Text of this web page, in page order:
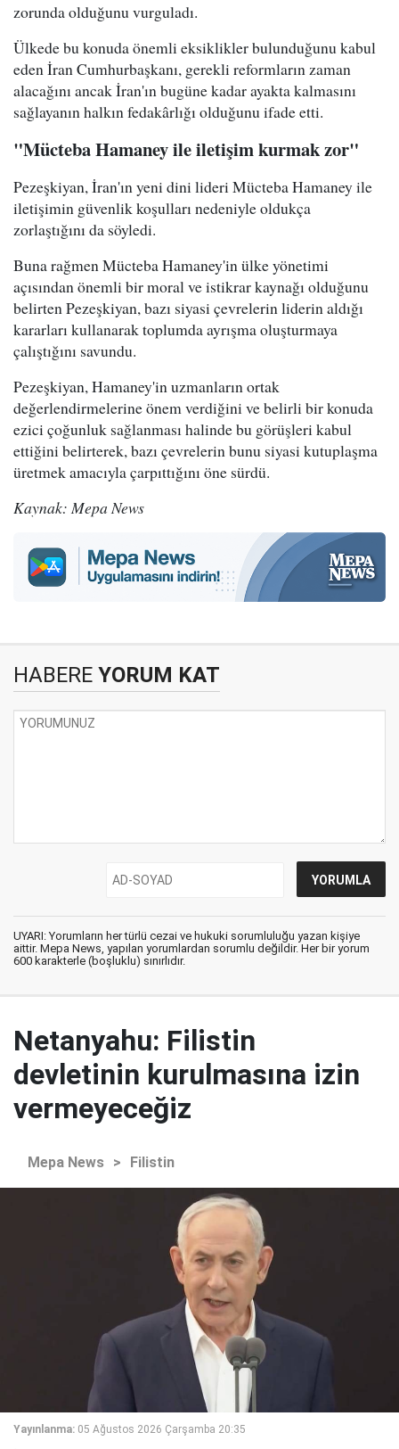
zorunda olduğunu vurguladı.
Ülkede bu konuda önemli eksiklikler bulunduğunu kabul
eden İran Cumhurbaşkanı, gerekli reformların zaman
alacağını ancak İran'ın bugüne kadar ayakta kalmasını
sağlayanın halkın fedakârlığı olduğunu ifade etti.
"Mücteba Hamaney ile iletişim kurmak zor"
Pezeşkiyan, İran'ın yeni dini lideri Mücteba Hamaney ile
iletişimin güvenlik koşulları nedeniyle oldukça
zorlaştığını da söyledi.
Buna rağmen Mücteba Hamaney'in ülke yönetimi
açısından önemli bir moral ve istikrar kaynağı olduğunu
belirten Pezeşkiyan, bazı siyasi çevrelerin liderin aldığı
kararları kullanarak toplumda ayrışma oluşturmaya
çalıştığını savundu.
Pezeşkiyan, Hamaney'in uzmanların ortak
değerlendirmelerine önem verdiğini ve belirli bir konuda
ezici çoğunluk sağlanması halinde bu görüşleri kabul
ettiğini belirterek, bazı çevrelerin bunu siyasi kutuplaşma
üretmek amacıyla çarpıttığını öne sürdü.
Kaynak: Mepa News
HABERE YORUM KAT
UYARI: Yorumların her türlü cezai ve hukuki sorumluluğu yazan kişiye
aittir. Mepa News, yapılan yorumlardan sorumlu değildir. Her bir yorum
600 karakterle (boşluklu) sınırlıdır.
Netanyahu: Filistin
devletinin kurulmasına izin
vermeyeceğiz
Mepa News > Filistin
Yayınlanma: 05 Ağustos 2026 Çarşamba 20:35